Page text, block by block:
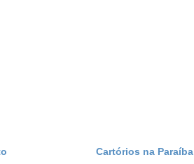
Cartórios na Paraíba